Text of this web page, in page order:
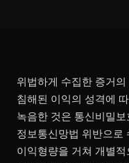
위법하게 수집한 증거
침해된 이익의 성격에
녹음한 것은 통신비밀
정보통신망법 위반으로
이익형량을 거쳐 개별